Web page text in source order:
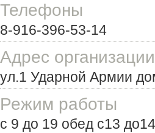
Телефоны
8-916-396-53-14
Адрес организации
ул.1 Ударной Армии
Режим работы
с 9 до 19 обед с13